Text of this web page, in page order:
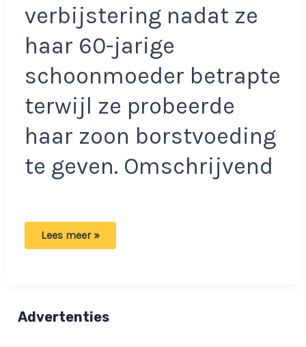
verbijstering nadat ze
haar 60-jarige
schoonmoeder betrapte
terwijl ze probeerde
haar zoon borstvoeding
te geven. Omschrijvend
Vrouw
vreemd
en
Lees meer »
Advertenties